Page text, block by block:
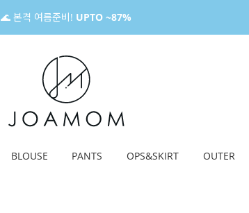
🌊 본격 여름준비! UPTO ~87%
BLOUSE PANTS OPS&SKIRT OUTER